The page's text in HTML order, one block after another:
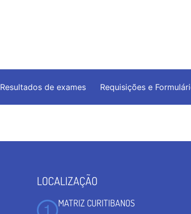
Resultados de exames Requisições e
LOCALIZAÇÃO
MATRIZ CURITIBANOS